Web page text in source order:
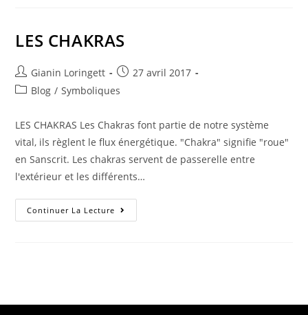
LES CHAKRAS
Gianin Loringett
27 avril 2017
Blog / Symboliques
LES CHAKRAS Les Chakras font partie de notre système
vital, ils règlent le flux énergétique. "Chakra" signifie "roue"
en Sanscrit. Les chakras servent de passerelle entre
l'extérieur et les différents…
Continuer La Lecture